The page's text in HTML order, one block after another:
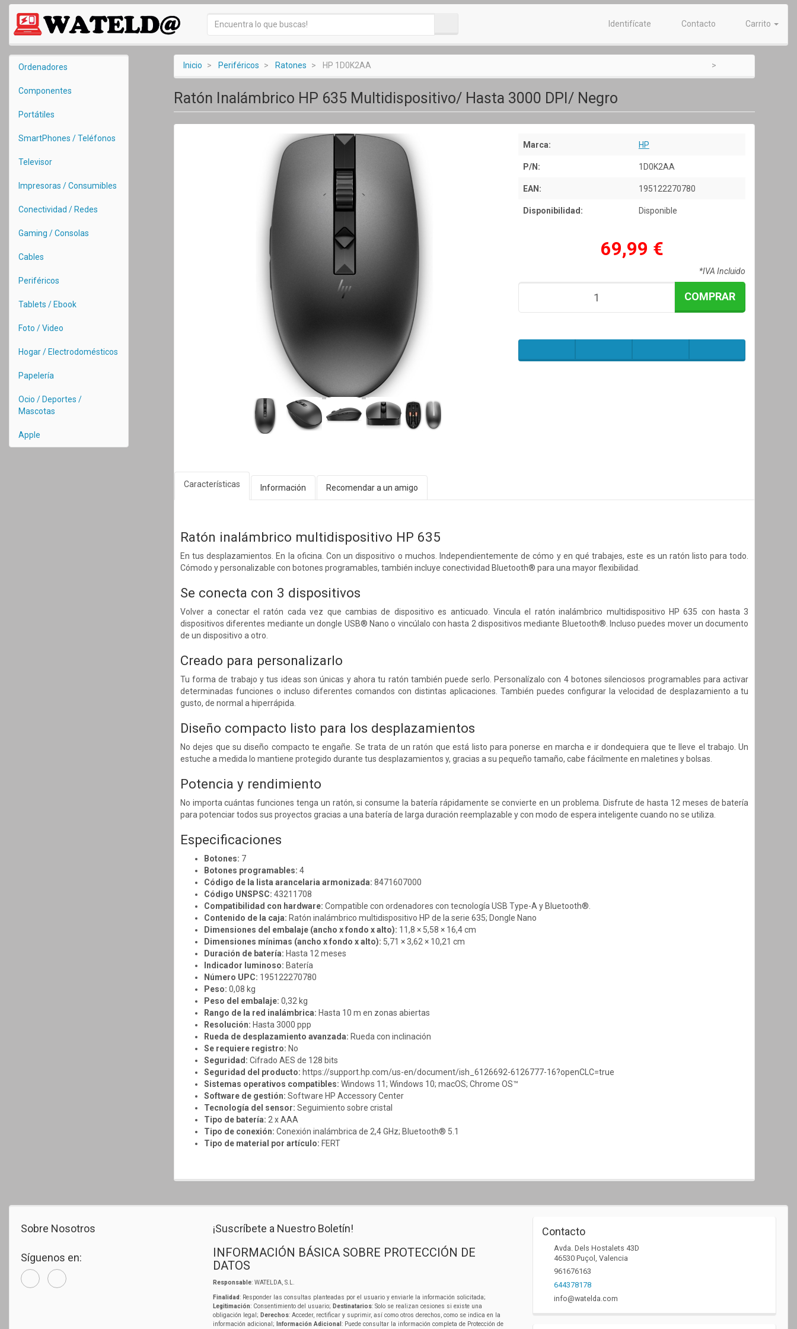
Identifícate Contacto Carrito
Ordenadores
Componentes
Portátiles
SmartPhones / Teléfonos
Televisor
Impresoras / Consumibles
Conectividad / Redes
Gaming / Consolas
Cables
Periféricos
Tablets / Ebook
Foto / Video
Hogar / Electrodomésticos
Papelería
Ocio / Deportes /
Mascotas
Apple
Inicio Periféricos Ratones HP 1D0K2AA
Ratón Inalámbrico HP 635 Multidispositivo/ Hasta 3000 DPI/ Negro
Marca: HP
P/N: 1D0K2AA
EAN: 195122270780
Disponibilidad: Disponible
69,99 €
*IVA Incluido
COMPRAR
Características Información Recomendar a un amigo
Ratón inalámbrico multidispositivo HP 635
En tus desplazamientos. En la oficina. Con un dispositivo o muchos. Independientemente de cómo y en qué trabajes, este es un ratón listo para todo.
Cómodo y personalizable con botones programables, también incluye conectividad Bluetooth® para una mayor flexibilidad.
Se conecta con 3 dispositivos
Volver a conectar el ratón cada vez que cambias de dispositivo es anticuado. Vincula el ratón inalámbrico multidispositivo HP 635 con hasta 3
dispositivos diferentes mediante un dongle USB® Nano o vincúlalo con hasta 2 dispositivos mediante Bluetooth®. Incluso puedes mover un documento
de un dispositivo a otro.
Creado para personalizarlo
Tu forma de trabajo y tus ideas son únicas y ahora tu ratón también puede serlo. Personalízalo con 4 botones silenciosos programables para activar
determinadas funciones o incluso diferentes comandos con distintas aplicaciones. También puedes configurar la velocidad de desplazamiento a tu
gusto, de normal a hiperrápida.
Diseño compacto listo para los desplazamientos
No dejes que su diseño compacto te engañe. Se trata de un ratón que está listo para ponerse en marcha e ir dondequiera que te lleve el trabajo. Un
estuche a medida lo mantiene protegido durante tus desplazamientos y, gracias a su pequeño tamaño, cabe fácilmente en maletines y bolsas.
Potencia y rendimiento
No importa cuántas funciones tenga un ratón, si consume la batería rápidamente se convierte en un problema. Disfrute de hasta 12 meses de batería
para potenciar todos sus proyectos gracias a una batería de larga duración reemplazable y con modo de espera inteligente cuando no se utiliza.
Especificaciones
Botones: 7
Botones programables: 4
Código de la lista arancelaria armonizada: 8471607000
Código UNSPSC: 43211708
Compatibilidad con hardware: Compatible con ordenadores con tecnología USB Type-A y Bluetooth®.
Contenido de la caja: Ratón inalámbrico multidispositivo HP de la serie 635; Dongle Nano
Dimensiones del embalaje (ancho x fondo x alto): 11,8 × 5,58 × 16,4 cm
Dimensiones mínimas (ancho x fondo x alto): 5,71 × 3,62 × 10,21 cm
Duración de batería: Hasta 12 meses
Indicador luminoso: Batería
Número UPC: 195122270780
Peso: 0,08 kg
Peso del embalaje: 0,32 kg
Rango de la red inalámbrica: Hasta 10 m en zonas abiertas
Resolución: Hasta 3000 ppp
Rueda de desplazamiento avanzada: Rueda con inclinación
Se requiere registro: No
Seguridad: Cifrado AES de 128 bits
Seguridad del producto: https://support.hp.com/us-en/document/ish_6126692-6126777-16?openCLC=true
Sistemas operativos compatibles: Windows 11; Windows 10; macOS; Chrome OS™
Software de gestión: Software HP Accessory Center
Tecnología del sensor: Seguimiento sobre cristal
Tipo de batería: 2 x AAA
Tipo de conexión: Conexión inalámbrica de 2,4 GHz; Bluetooth® 5.1
Tipo de material por artículo: FERT
Sobre Nosotros
Síguenos en:
¡Suscríbete a Nuestro Boletín!
INFORMACIÓN BÁSICA SOBRE PROTECCIÓN DE
DATOS
Responsable: WATELDA, S.L.
Finalidad: Responder las consultas planteadas por el usuario y enviarle la información solicitada;
Legitimación: Consentimiento del usuario; Destinatarios: Solo se realizan cesiones si existe una
obligación legal; Derechos: Acceder, rectificar y suprimir, así como otros derechos, como se indica en la
información adicional;
Información Adicional : Puede consultar la información completa de Protección de
Contacto
Avda. Dels Hostalets 43D
46530 Puçol , Valencia
961676163
644378178
info@watelda.com